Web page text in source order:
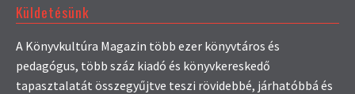
Küldetésünk
A Könyvkultúra Magazin több ezer könyvtáros és
pedagógus, több száz kiadó és könyvkereskedő
tapasztalatát összegyűjtve teszi rövidebbé, járhatóbbá és